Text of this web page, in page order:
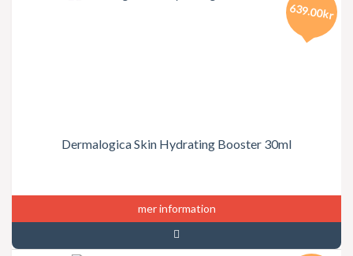
Dermalogica Skin Hydrating Booster 30ml
639.00kr
mer information